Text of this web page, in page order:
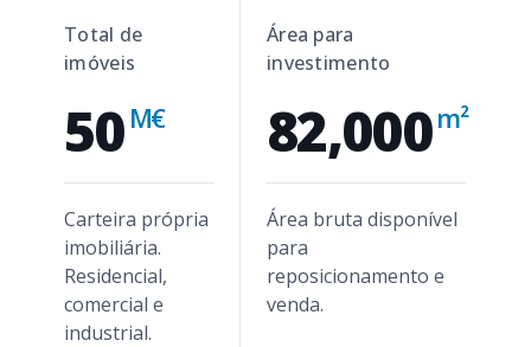
Total de
imóveis
50 M€
Carteira própria
imobiliária.
Residencial,
comercial e
industrial.
Área para
investimento
82,000m²
Área bruta disponível
para
reposicionamento e
venda.